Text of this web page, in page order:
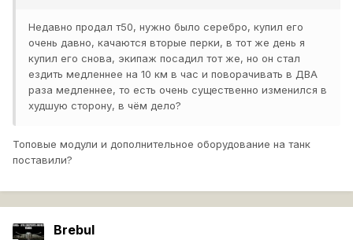
Недавно продал т50, нужно было серебро, купил его
очень давно, качаются вторые перки, в тот же день я
купил его снова, экипаж посадил тот же, но он стал
ездить медленнее на 10 км в час и поворачивать в ДВА
раза медленнее, то есть очень существенно изменился в
худшую сторону, в чём дело?
Топовые модули и дополнительное оборудование на танк
поставили?
Brebul